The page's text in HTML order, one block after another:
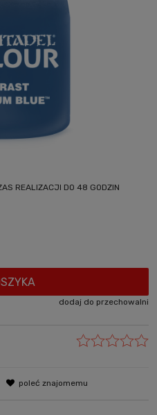
REALIZACJI DO 48 GODZIN
dodaj do przechowalni
poleć znajomemu